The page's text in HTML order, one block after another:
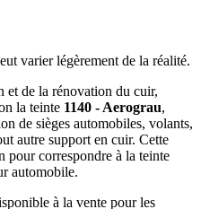
varier légèrement de la réalité.
et de la rénovation du cuir,
la teinte 1140 - Aerograu,
de sièges automobiles, volants,
autre support en cuir. Cette
pour correspondre à la teinte
automobile.
à la vente pour les